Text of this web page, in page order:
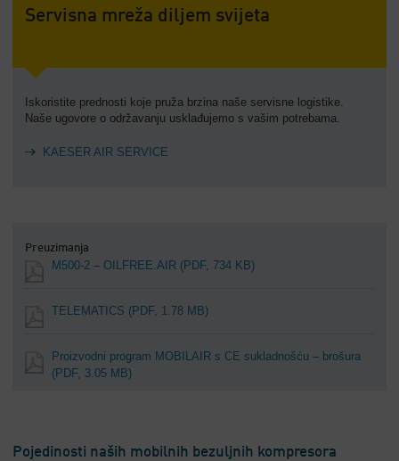
Servisna mreža diljem svijeta
Iskoristite prednosti koje pruža brzina naše servisne logistike.
Naše ugovore o održavanju usklađujemo s vašim potrebama.
KAESER AIR SERVICE
Preuzimanja
M500-2 – OILFREE.AIR (PDF, 734 KB)
TELEMATICS (PDF, 1.78 MB)
Proizvodni program MOBILAIR s CE sukladnošću – brošura
(PDF, 3.05 MB)
Pojedinosti naših mobilnih bezuljnih kompresora